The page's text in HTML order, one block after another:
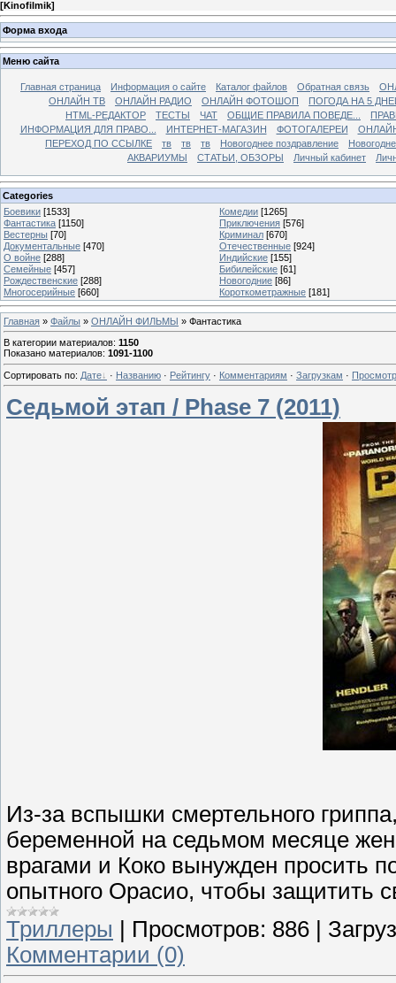
[Kinofilmik]
Форма входа
Меню сайта
Главная страница Информация о сайте Каталог файлов Обратная связь
ОНЛАЙН ТВ
ОНЛАЙН РАДИО ОНЛАЙН ФОТОШОП
ПОГОДА НА 5
HTML-РЕДАКТОР
ТЕСТЫ ЧАТ ОБЩИЕ ПРАВИЛА ПОВЕДЕ...
ИНФОРМАЦИЯ ДЛЯ ПРАВО...
ИНТЕРНЕТ-МАГАЗИН ФОТОГАЛЕРЕИ
ПЕРЕХОД ПО ССЫЛКЕ
тв тв тв Новогоднее поздравление
АКВАРИУМЫ
СТАТЬИ, ОБЗОРЫ Личный кабинет
Categories
Боевики [1533] Комедии [1265]
Фантастика [1150] Приключения [576]
Вестерны [70] Криминал [670]
Документальные [470] Отечественные [924]
О войне [288] Индийские [155]
Семейные [457] Бибилейские [61]
Рождественские [288] Новогодние [86]
Многосерийные [660] Короткометражные [181]
Главная » Файлы » ОНЛАЙН ФИЛЬМЫ » Фантастика
В категории материалов: 1150
Показано материалов: 1091-1100
Сортировать по: Дате · Названию · Рейтингу · Комментариям · Загрузкам ·
Седьмой этап / Phase 7 (2011)
Из-за вспышки смертельного
беременной на седьмом месяце
врагами и Коко вынужден просить
опытного Орасио, чтобы защитить
Триллеры | Просмотров: 886 |
Комментарии (0)